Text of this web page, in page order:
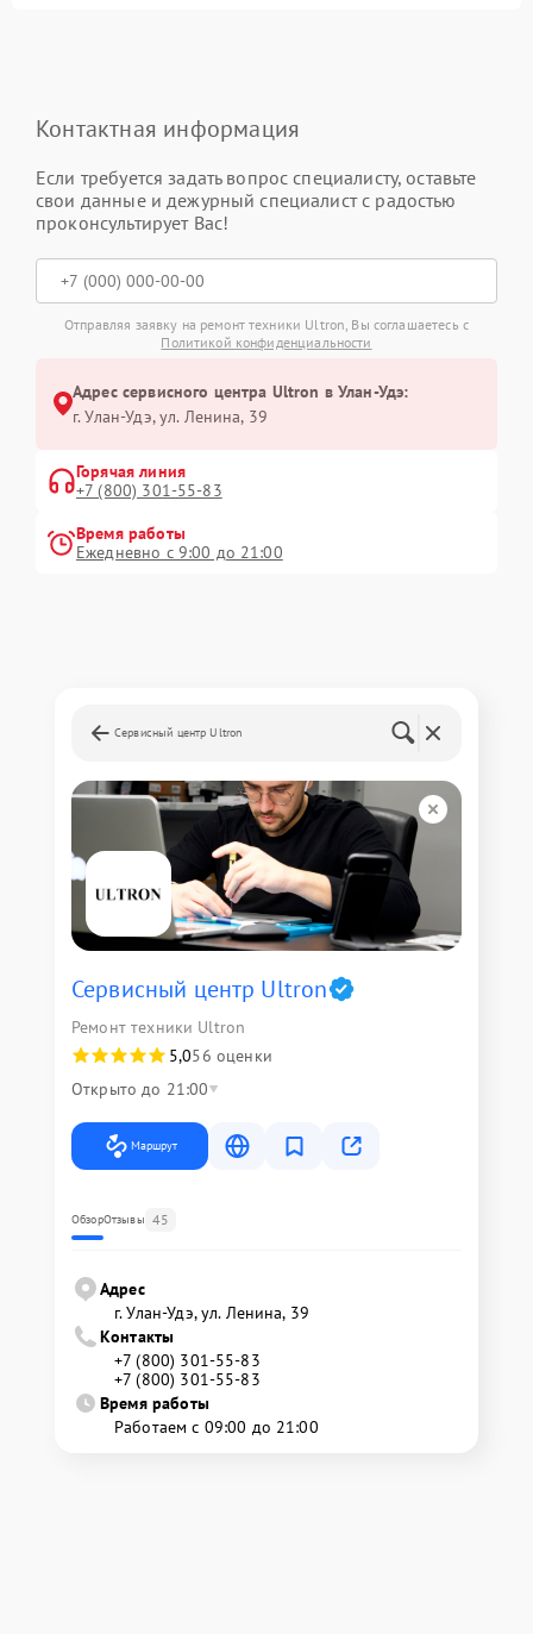
Контактная информация
Если требуется задать вопрос специалисту, оставьте
свои данные и дежурный специалист с радостью
проконсультирует Вас!
Отправляя заявку на ремонт техники Ultron, Вы соглашаетесь с
Политикой конфиденциальности
Адрес сервисного центра Ultron в Улан-Удэ:
г. Улан-Удэ, ул. Ленина, 39
Горячая линия
+7 (800) 301-55-83
Время работы
Ежедневно с 9:00 до 21:00
Сервисный центр Ultron
Сервисный центр Ultron
Ремонт техники Ultron
5,056 оценки
Открыто до 21:00
Маршрут
ОбзорОтзывы 45
Адрес
г. Улан-Удэ, ул. Ленина, 39
Контакты
+7 (800) 301-55-83
+7 (800) 301-55-83
Время работы
Работаем с 09:00 до 21:00